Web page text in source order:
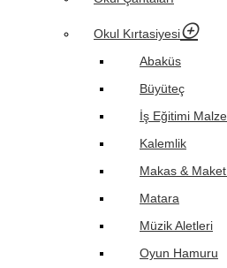
Okul Kırtasiyesi
Abaküs
Büyüteç
İş Eğitimi
Kalemlik
Makas & Maket
Matara
Müzik Aletleri
Oyun Hamuru